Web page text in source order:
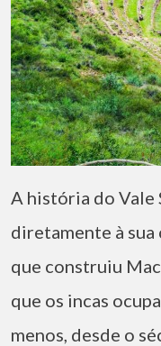
A história do Vale
diretamente à sua
que construiu
que os incas
menos, desde o